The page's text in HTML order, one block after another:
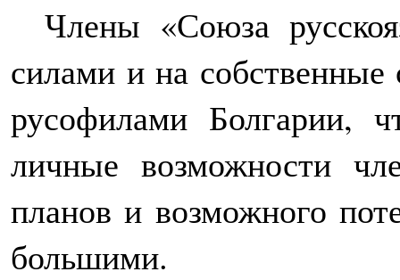
Члены «Союза
силами и на собственные
русофилами Болгарии,
личные возможности
планов и возможного
большими.